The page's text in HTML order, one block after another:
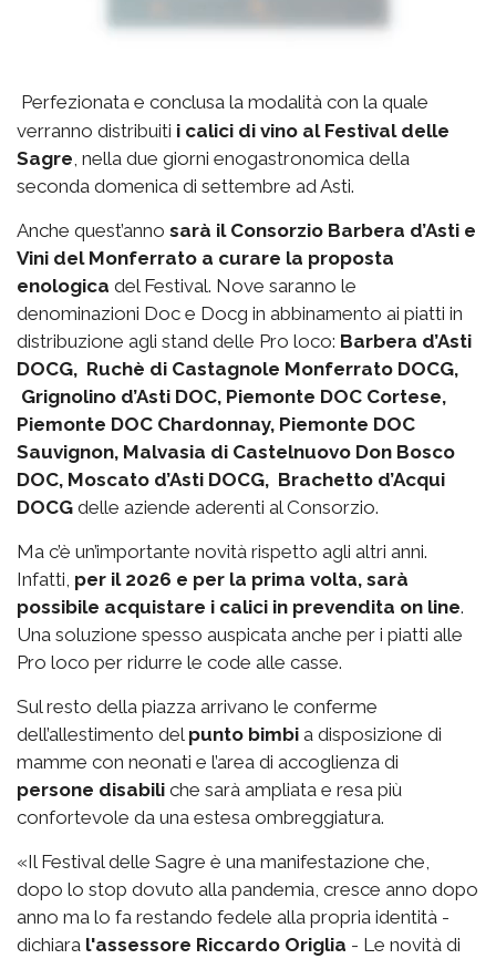
Perfezionata e conclusa la modalità con la quale
verranno distribuiti i calici di vino al Festival delle
Sagre , nella due giorni enogastronomica della
seconda domenica di settembre ad Asti.
Anche quest’anno sarà il Consorzio Barbera d’Asti e
Vini del Monferrato a curare la proposta
enologica del Festival. Nove saranno le
denominazioni Doc e Docg in abbinamento ai piatti in
distribuzione agli stand delle Pro loco: Barbera d’Asti
DOCG, Ruchè di Castagnole Monferrato DOCG,
Grignolino d’Asti DOC, Piemonte DOC Cortese,
Piemonte DOC Chardonnay, Piemonte DOC
Sauvignon, Malvasia di Castelnuovo Don Bosco
DOC, Moscato d’Asti DOCG, Brachetto d’Acqui
DOCG delle aziende aderenti al Consorzio.
Ma c’è un’importante novità rispetto agli altri anni.
Infatti, per il 2026 e per la prima volta, sarà
possibile acquistare i calici in prevendita on line.
Una soluzione spesso auspicata anche per i piatti alle
Pro loco per ridurre le code alle casse.
Sul resto della piazza arrivano le conferme
dell’allestimento del punto bimbi a disposizione di
mamme con neonati e l’area di accoglienza di
persone disabili che sarà ampliata e resa più
confortevole da una estesa ombreggiatura.
«Il Festival delle Sagre è una manifestazione che,
dopo lo stop dovuto alla pandemia, cresce anno dopo
anno ma lo fa restando fedele alla propria identità -
dichiara l'assessore Riccardo Origlia - Le novità di